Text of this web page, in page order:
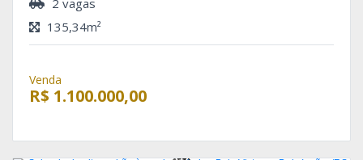
135,34m²
Venda
R$ 1.100.000,00